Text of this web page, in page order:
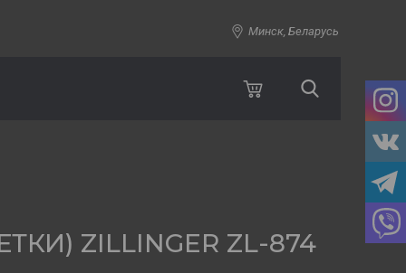
Минск, Беларусь
ZILLINGER ZL-874